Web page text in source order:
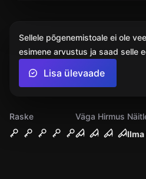
Raske
Väga Hirmus
Ilma
Sellele põgenemistoale ei ole
esimene arvustus ja saad selle
Lisa ülevaade